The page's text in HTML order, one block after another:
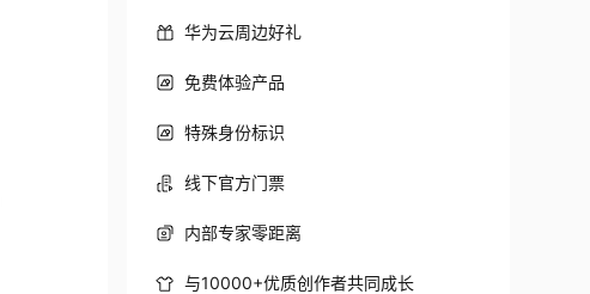
华为云周边好礼
免费体验产品
特殊身份标识
线下官方门票
内部专家零距离
与10000+优质创作者共同成长